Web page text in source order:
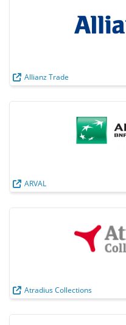
Allianz Trade
ARVAL
Atradius Collections